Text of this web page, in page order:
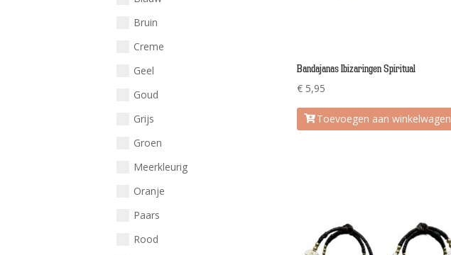
Bruin
Creme
Geel
Goud
Grijs
Groen
Meerkleurig
Oranje
Paars
Rood
Bandajanas Ibizaringen Spiritual
€5,95
Toevoegen aan winkelwagen